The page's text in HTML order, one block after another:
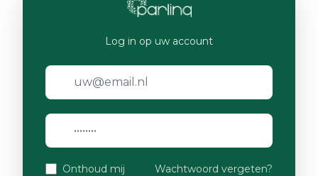
Log in op uw account
Onthoud mij Wachtwoord vergeten?